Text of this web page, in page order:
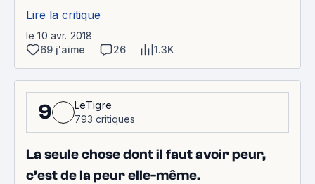
Lire la critique
le 10 avr. 2018
69 j'aime
26 1.3K
9
LeTigre
793 critiques
La seule chose dont il faut avoir peur,
c’est de la peur elle-même.